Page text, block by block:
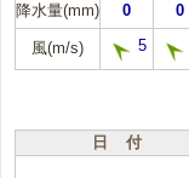
降水量(mm)
0 0
風(m/s) 5
日 付